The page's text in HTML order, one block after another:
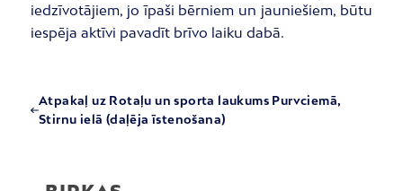
iedzīvotājiem, jo īpaši bērniem un jauniešiem, būtu
iespēja aktīvi pavadīt brīvo laiku dabā.
Atpakaļ uz Rotaļu un sporta laukums Purvciemā,
Stirnu ielā (daļēja īstenošana)